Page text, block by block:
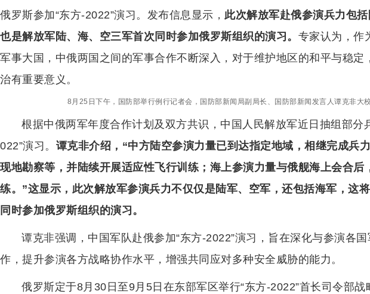
俄罗斯参加“东方-2022”演习。发布信息显示， 此次解放军赴俄参演兵力包
也是解放军陆、海、空三军首次同时参加俄罗斯组织的演习。 专家认为，作
军事大国，中俄两国之间的军事合作不断深入，对于维护地区的和平与稳定
治有重要意义。
8月25日下午，国防部举行例行记者会，国防部新闻局副局长、国防部新闻发言人谭克非大
根据中俄两军年度合作计划及双方共识，中国人民解放军近日抽组部分
022”演习。 谭克非介绍，“中方陆空参演力量已到达指定地域，相继完成兵
现地勘察等，并陆续开展适应性飞行训练；海上参演力量与俄舰海上会合后
练。”这显示，此次解放军参演兵力不仅仅是陆军、空军，还包括海军，这
同时参加俄罗斯组织的演习。
谭克非强调，中国军队赴俄参加“东方-2022”演习，旨在深化与参演各
作，提升参演各方战略协作水平，增强共同应对多种安全威胁的能力。
俄罗斯定于8月30日至9月5日在东部军区举行“东方-2022”首长司令部